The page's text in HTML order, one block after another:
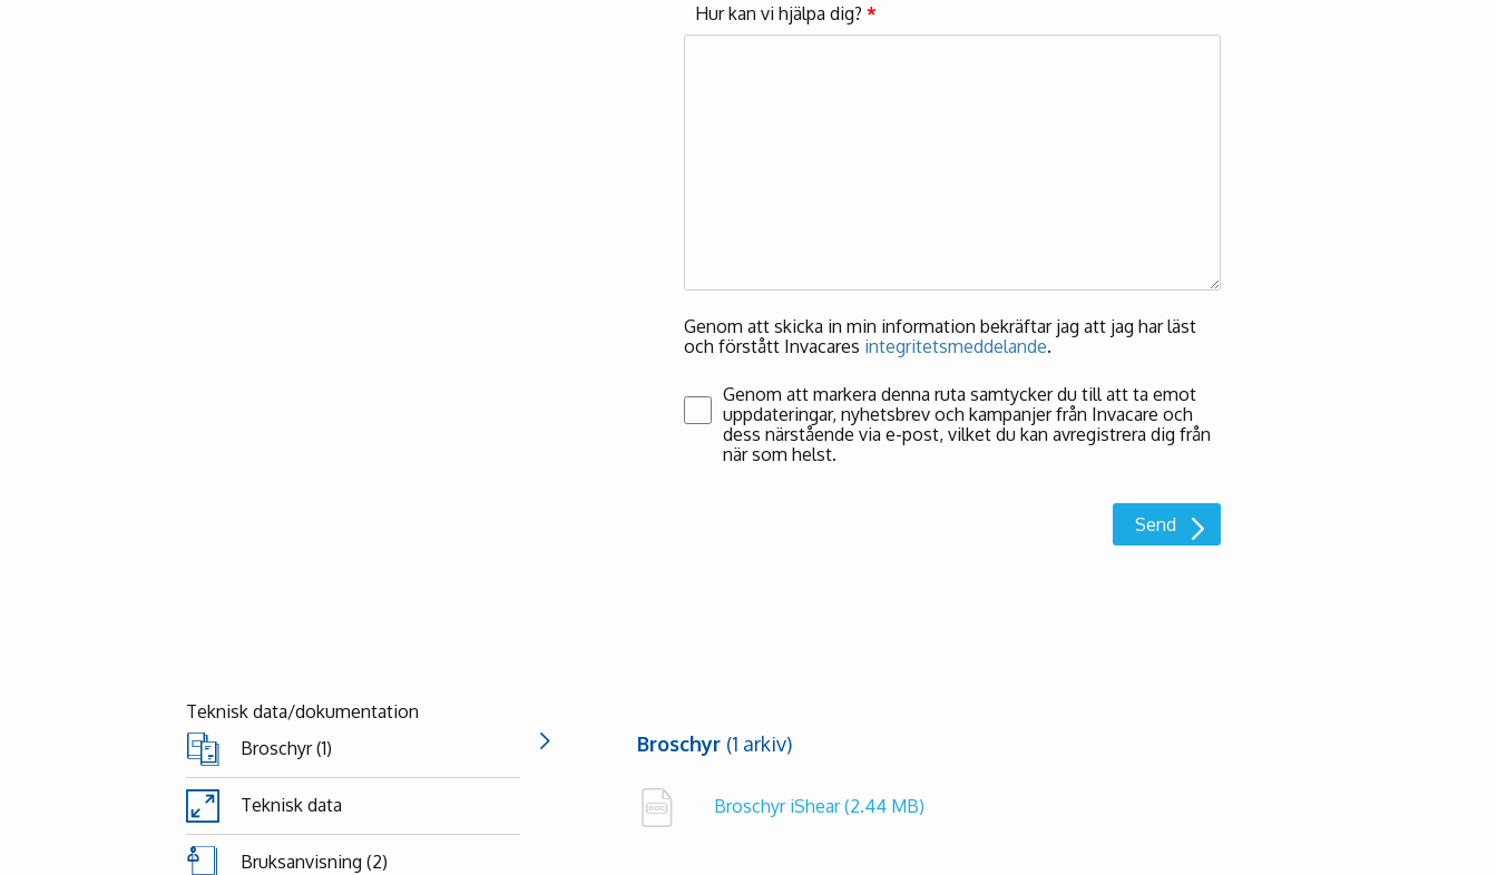
Hur kan vi hjälpa dig?*
Genom att skicka in min information bekräftar jag att jag har läst
och förstått Invacares integritetsmeddelande.
Genom att markera denna ruta samtycker du till att ta emot
uppdateringar, nyhetsbrev och kampanjer från Invacare och
dess närstående via e-post, vilket du kan avregistrera dig från
när som helst.
Teknisk data/dokumentation
Broschyr (1)
Broschyr (1 arkiv)
Broschyr iShear(2.44 MB)
Teknisk data
Bruksanvisning (2)